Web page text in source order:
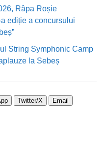
Râpa Roșie
ediție a concursului
String Symphonic Camp
la Sebeș
Twitter/X Email